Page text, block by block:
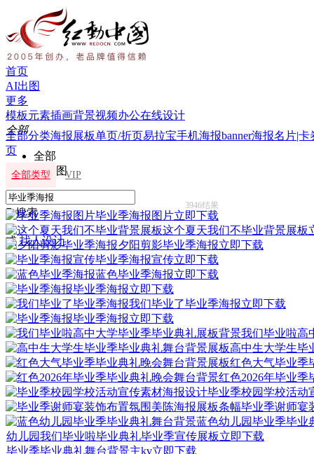
首页
AI出图
更多
模板元素插画背景视频办公在线设计
全部
全部
摄影图
 搜索
3946结果
或 找人设计
全部分类海报展板单页/折页易拉宝手机海报banner海报名片|卡
页
全部类型 VIP
毕业季海报图片立即下载
这个夏天我们不毕业背景展板
夕阳剪影毕业季海报立即下载
毕业季海报宣传立即下载
蓝色毕业季海报立即下载
毕业季海报立即下载
我们毕业了毕业季海报立即下载
毕业季海报立即下载
我们毕业啦高
高中生大学生毕
红色大气毕业季
红色2026年毕业季
毕业季校园学校活动
毕业季谢师宴
蓝色幼儿园毕业季毕业
幼儿园我们毕业啦毕业典礼毕业季宣传展板立即下载
毕业季毕业典礼舞台背景主kv立即下载